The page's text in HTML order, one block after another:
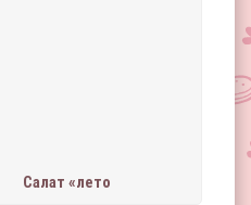
Салат «лето